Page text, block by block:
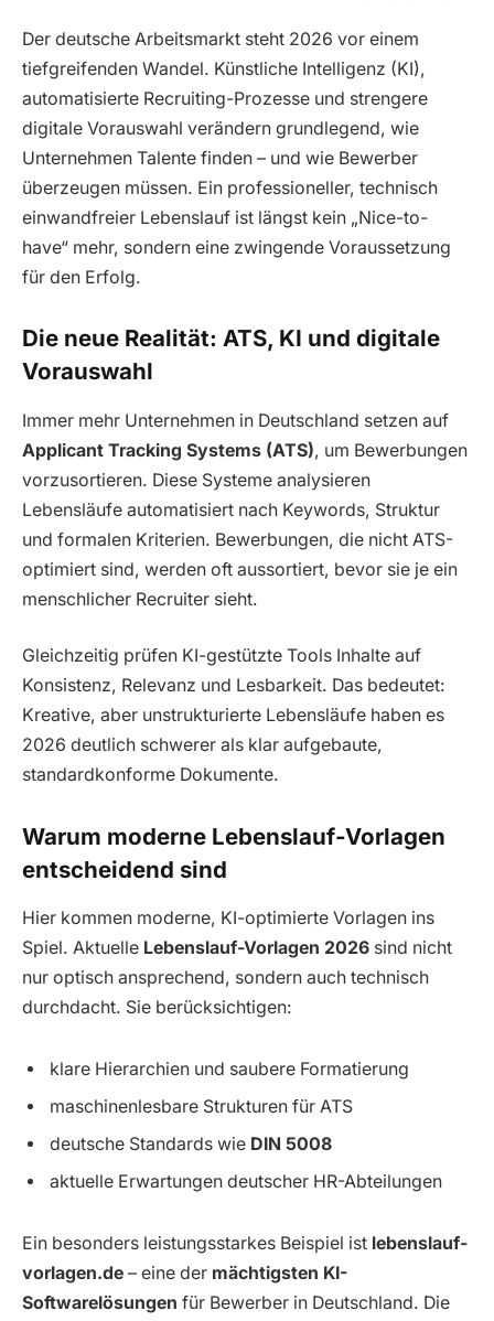
Der deutsche Arbeitsmarkt steht 2026 vor einem
tiefgreifenden Wandel. Künstliche Intelligenz (KI),
automatisierte Recruiting-Prozesse und strengere
digitale Vorauswahl verändern grundlegend, wie
Unternehmen Talente finden – und wie Bewerber
überzeugen müssen. Ein professioneller, technisch
einwandfreier Lebenslauf ist längst kein „Nice-to-
have“ mehr, sondern eine zwingende Voraussetzung
für den Erfolg.
Die neue Realität: ATS, KI und digitale
Vorauswahl
Immer mehr Unternehmen in Deutschland setzen auf
Applicant Tracking Systems (ATS), um Bewerbungen
vorzusortieren. Diese Systeme analysieren
Lebensläufe automatisiert nach Keywords, Struktur
und formalen Kriterien. Bewerbungen, die nicht ATS-
optimiert sind, werden oft aussortiert, bevor sie je ein
menschlicher Recruiter sieht.
Gleichzeitig prüfen KI-gestützte Tools Inhalte auf
Konsistenz, Relevanz und Lesbarkeit. Das bedeutet:
Kreative, aber unstrukturierte Lebensläufe haben es
2026 deutlich schwerer als klar aufgebaute,
standardkonforme Dokumente.
Warum moderne Lebenslauf-Vorlagen
entscheidend sind
Hier kommen moderne, KI-optimierte Vorlagen ins
Spiel. Aktuelle Lebenslauf-Vorlagen 2026 sind nicht
nur optisch ansprechend, sondern auch technisch
durchdacht. Sie berücksichtigen:
klare Hierarchien und saubere Formatierung
maschinenlesbare Strukturen für ATS
deutsche Standards wie DIN 5008
aktuelle Erwartungen deutscher HR-Abteilungen
Ein besonders leistungsstarkes Beispiel ist lebenslauf-
vorlagen.de – eine der mächtigsten KI-
Softwarelösungen für Bewerber in Deutschland. Die